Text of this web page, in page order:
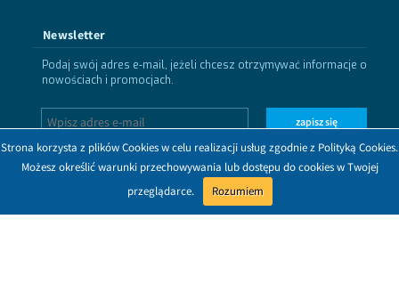
Newsletter
Podaj swój adres e-mail, jeżeli chcesz otrzymywać informacje o
nowościach i promocjach.
zapisz się
Strona korzysta z plików Cookies w celu realizacji usług zgodnie z Polityką Cookies.
Możesz określić warunki przechowywania lub dostępu do cookies w Twojej
przeglądarce.
Rozumiem